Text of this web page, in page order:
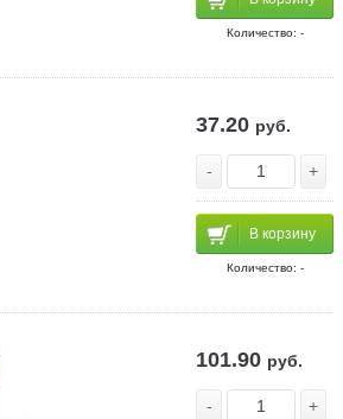
Количество: -
37.20 руб.
- +
В корзину
Количество: -
101.90 руб.
- +